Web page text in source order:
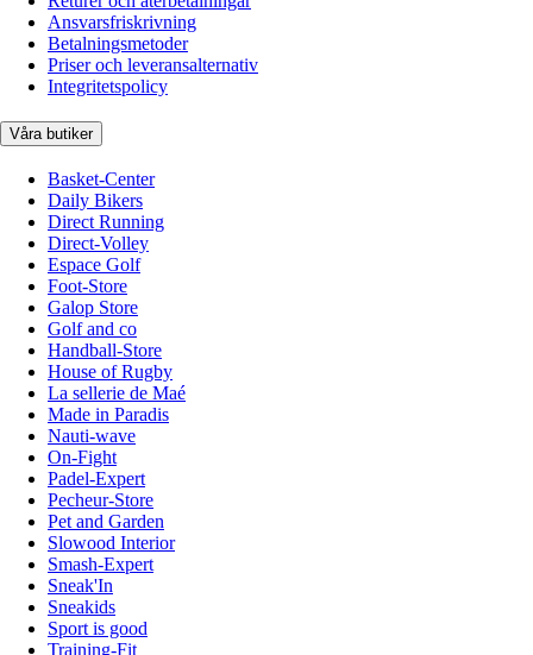
Ansvarsfriskrivning
Betalningsmetoder
Priser och leveransalternativ
Integritetspolicy
Våra butiker
Basket-Center
Daily Bikers
Direct Running
Direct-Volley
Espace Golf
Foot-Store
Galop Store
Golf and co
Handball-Store
House of Rugby
La sellerie de Maé
Made in Paradis
Nauti-wave
On-Fight
Padel-Expert
Pecheur-Store
Pet and Garden
Slowood Interior
Smash-Expert
Sneak'In
Sneakids
Sport is good
Training-Fit